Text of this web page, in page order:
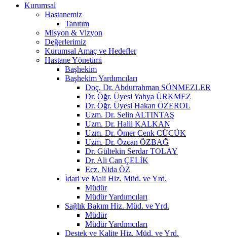
Kurumsal
Hastanemiz
Tanıtım
Misyon & Vizyon
Değerlerimiz
Kurumsal Amaç ve Hedefler
Hastane Yönetimi
Başhekim
Başhekim Yardımcıları
Doç. Dr. Abdurrahman SÖNMEZLER
Dr. Öğr. Üyesi Yahya ÜRKMEZ
Dr. Öğr. Üyesi Hakan ÖZEROL
Uzm. Dr. Selin ALTINTAŞ
Uzm. Dr. Halil KALKAN
Uzm. Dr. Ömer Cenk CÜCÜK
Uzm. Dr. Özcan ÖZBAĞ
Dr. Gültekin Serdar TOLAY
Dr. Ali Can ÇELİK
Ecz. Nida ÖZ
İdari ve Mali Hiz. Müd. ve Yrd.
Müdür
Müdür Yardımcıları
Sağlık Bakım Hiz. Müd. ve Yrd.
Müdür
Müdür Yardımcıları
Destek ve Kalite Hiz. Müd. ve Yrd.